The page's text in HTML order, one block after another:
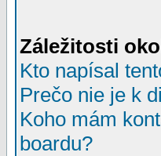
Záležitosti
Kto napísal
Prečo nie je k
Koho mám
boardu?